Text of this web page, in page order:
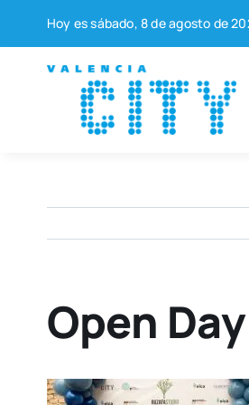
contenido
Hoy es sába­do, 8 de agos­to de
Open